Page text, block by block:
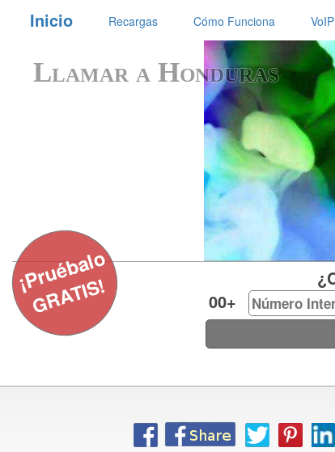
Inicio Recargas Cómo Funciona
Llamar a Honduras
¡Pruébalo
GRATIS!
00+